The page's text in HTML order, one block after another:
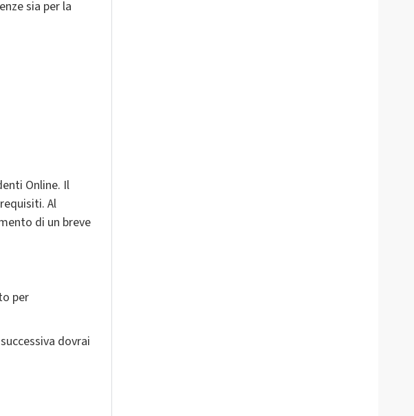
sia per la
Online. Il
Al
di un breve
per
dovrai